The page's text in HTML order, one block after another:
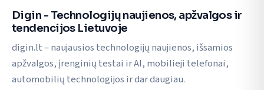
Digin - Technologijų naujienos, apžvalgos ir
tendencijos Lietuvoje
digin.lt – naujausios technologijų naujienos, išsamios
apžvalgos, įrenginių testai ir AI, mobilieji telefonai,
automobilių technologijos ir dar daugiau.